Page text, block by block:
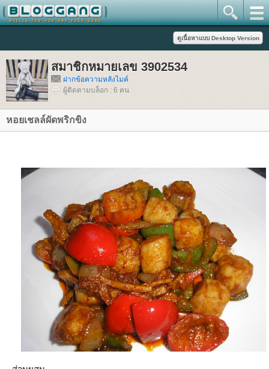
สมาชิกหมายเลข 3902534
ฝากข้อความหลังไมค์
ผู้ติดตามบล็อก : 6 คน
หอยเชลล์ผัดพริกขิง